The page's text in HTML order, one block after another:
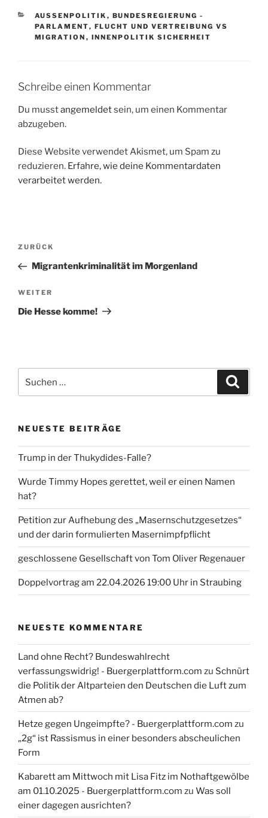
KATEGORIEN
AUSSENPOLITIK , BUNDESREGIERUNG -
PARLAMENT, FLUCHT UND VERTREIBUNG VS
MIGRATION , INNENPOLITIK SICHERHEIT
Schreibe einen Kommentar
Du musstangemeldetsein, um einen Kommentar
abzugeben.
Diese Website verwendet Akismet, um Spam zu
reduzieren. Erfahre, wie deine Kommentardaten
verarbeitet werden.
Beitragsnavigation
Vorheriger
Beitrag
ZURÜCK
Migrantenkriminalität im Morgenland
Nächster
Beitrag
WEITER
Die Hesse komme!
nach:
NEUESTE BEITRÄGE
Trump in der Thukydides-Falle?
Wurde Timmy Hopes gerettet, weil er einen Namen
hat?
Petition zur Aufhebung des „Masernschutzgesetzes“
und der darin formulierten Masernimpfpflicht
geschlossene Gesellschaft von Tom Oliver Regenauer
Doppelvortrag am 22.04.2026 19:00 Uhr in Straubing
NEUESTE KOMMENTARE
Land ohne Recht? Bundeswahlrecht
verfassungswidrig! - Buergerplattform.com zu Schnürt
die Politik der Altparteien den Deutschen die Luft zum
Atmen ab?
Hetze gegen Ungeimpfte? - Buergerplattform.com zu
„2g“ ist Rassismus in einer besonders abscheulichen
Form
Kabarett am Mittwoch mit Lisa Fitz im Nothaftgewölbe
am 01.10.2025 - Buergerplattform.com zu Was soll
einer dagegen ausrichten?